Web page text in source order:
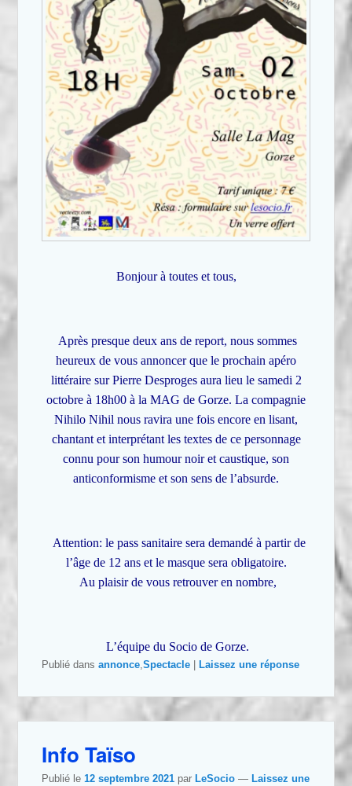
Bonjour à toutes et tous,
Après presque deux ans de report, nous sommes
heureux de vous annoncer que le prochain apéro
littéraire sur Pierre Desproges aura lieu le samedi 2
octobre à 18h00 à la MAG de Gorze. La compagnie
Nihilo Nihil nous ravira une fois encore en lisant,
chantant et interprétant les textes de ce personnage
connu pour son humour noir et caustique, son
anticonformisme et son sens de l’absurde.
Attention: le pass sanitaire sera demandé à partir de
l’âge de 12 ans et le masque sera obligatoire.
Au plaisir de vous retrouver en nombre,
L’équipe du Socio de Gorze.
Publié dans annonce,Spectacle Laissez une réponse
Info Taïso
Publié le12 septembre 2021 par LeSocio — Laissez une